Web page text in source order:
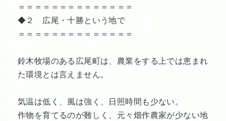
＝＝＝＝＝＝＝＝＝＝＝＝＝＝
◆２ 広尾・十勝という地で
＝＝＝＝＝＝＝＝＝＝＝＝＝＝
鈴木牧場のある広尾町は、農業をする上では恵まれ
た環境とは言えません。
気温は低く、風は強く、日照時間も少ない。
作物を育てるのが難しく、元々畑作農家が少ない地